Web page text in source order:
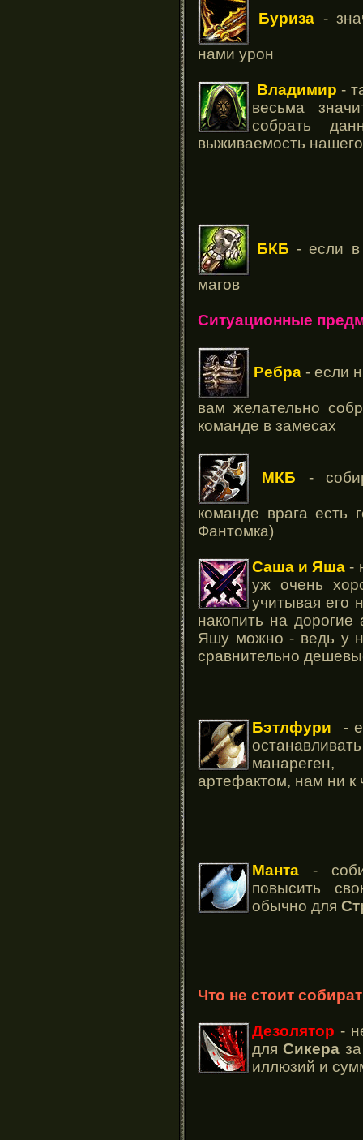
Буриза-
нами урон
Владимир -
весьма
собрать
выживаемость
БКБ - если в
магов
Ситуационные
Ребра - если
вам желательно
команде в замесах
МКБ -
команде врага есть
Фантомка)
Саша и Яша -
уж очень
учитывая его
накопить на
Яшу можно - ведь у
сравнительно
Бэтлфури -
артефактом, нам ни к
Манта -
повысить
обычно для
Что не стоит
Дезолятор -
дляСикера
иллюзий и